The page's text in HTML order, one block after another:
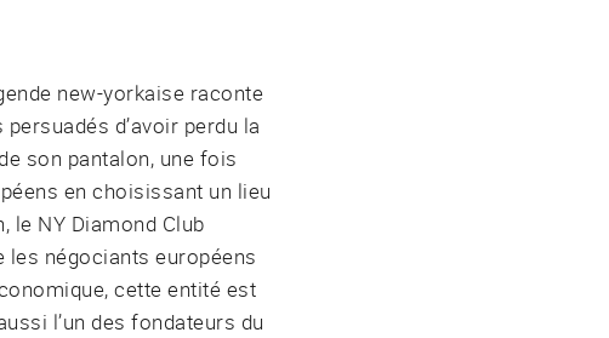
new-yorkaise raconte
d’avoir perdu la
son pantalon, une fois
en choisissant un lieu
le NY Diamond Club
négociants européens
cette entité est
l’un des fondateurs du